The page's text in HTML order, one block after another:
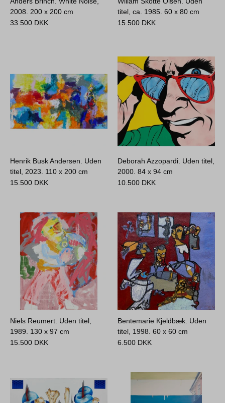
2008. 200 x 200 cm
33.500 DKK
titel, ca. 1985.60 x 80 cm
15.500 DKK
Henrik Busk Andersen. Uden
titel, 2023. 110 x 200 cm
15.500 DKK
Deborah Azzopardi. Uden titel,
2000.84 x 94 cm
10.500 DKK
Niels Reumert. Uden titel,
1989. 130 x 97 cm
15.500 DKK
Bentemarie Kjeldbæk. Uden
titel, 1998.60 x 60 cm
6.500 DKK